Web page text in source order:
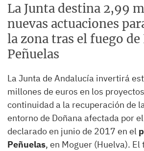
La Junta destina 2,99
nuevas actuaciones
la zona tras el fuego de
Peñuelas
La Junta de Andalucía invertirá
millones de euros en los
continuidad a la recuperación de
entorno de Doñana afectada por
declarado en junio de 2017 en el
Peñuelas, en Moguer (Huelva).